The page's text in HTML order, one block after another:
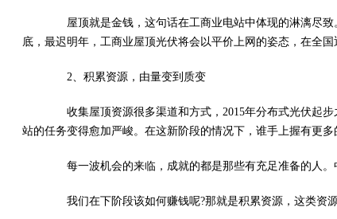
屋顶就是金钱，这句话在工商业电站中体现的淋漓尽致
底，最迟明年，工商业屋顶光伏将会以平价上网的姿态，在全国
2、积累资源，由量变到质变
收集屋顶资源很多渠道和方式，2015年分布式光伏起步
站的任务变得愈加严峻。在这新阶段的情况下，谁手上握有更
每一波机会的来临，成就的都是那些有充足准备的人。
我们在下阶段该如何赚钱呢?那就是积累资源，这类资源